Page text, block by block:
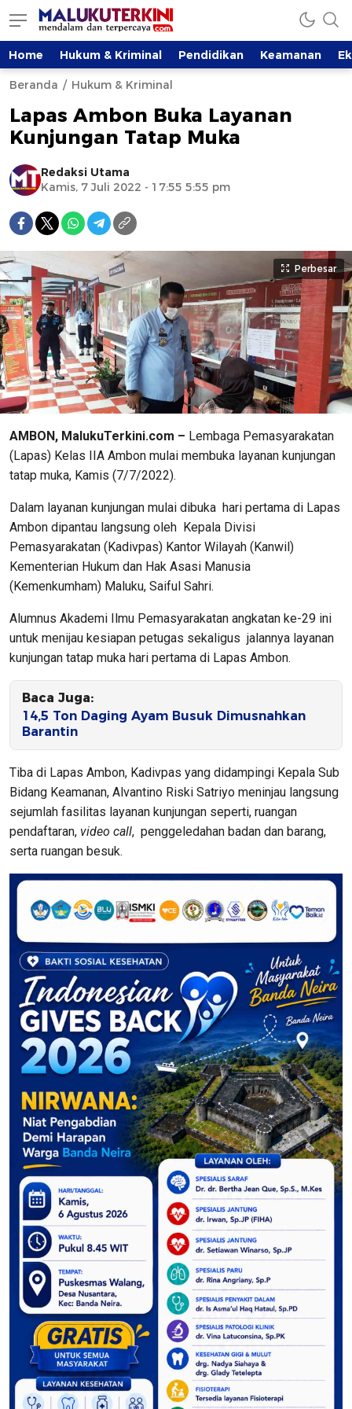
Home Hukum & Kriminal Pendidikan Keamanan
Beranda Hukum & Kriminal
Lapas Ambon Buka Layanan
Kunjungan Tatap Muka
Redaksi Utama
Kamis, 7 Juli 2022 - 17:55 5:55 pm
Perbesar
AMBON, MalukuTerkini.com – Lembaga Pemasyarakatan
(Lapas) Kelas IIA Ambon mulai membuka layanan kunjungan
tatap muka, Kamis (7/7/2022).
Dalam layanan kunjungan mulai dibuka hari pertama di Lapas
Ambon dipantau langsung oleh Kepala Divisi
Pemasyarakatan (Kadivpas) Kantor Wilayah (Kanwil)
Kementerian Hukum dan Hak Asasi Manusia
(Kemenkumham) Maluku, Saiful Sahri.
Alumnus Akademi Ilmu Pemasyarakatan angkatan ke-29 ini
untuk menijau kesiapan petugas sekaligus jalannya layanan
kunjungan tatap muka hari pertama di Lapas Ambon.
Baca Juga:
14,5 Ton Daging Ayam Busuk Dimusnahkan
Barantin
Tiba di Lapas Ambon, Kadivpas yang didampingi Kepala Sub
Bidang Keamanan, Alvantino Riski Satriyo meninjau langsung
sejumlah fasilitas layanan kunjungan seperti, ruangan
pendaftaran, video call, penggeledahan badan dan barang,
serta ruangan besuk.